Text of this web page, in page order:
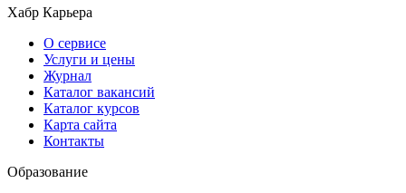
Хабр Карьера
О сервисе
Услуги и цены
Журнал
Каталог вакансий
Каталог курсов
Карта сайта
Контакты
Образование